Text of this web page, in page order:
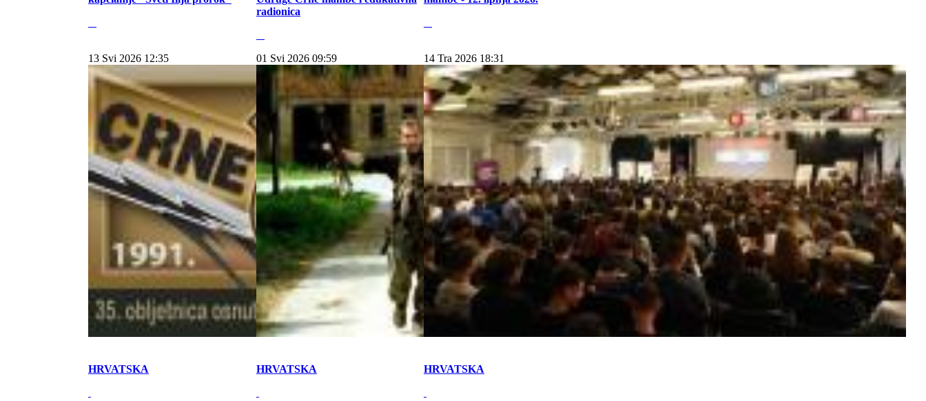
radionica
13 Svi 2026 12:35
HRVATSKA
01 Svi 2026 09:59
HRVATSKA
14 Tra 2026 18:31
HRVATSKA